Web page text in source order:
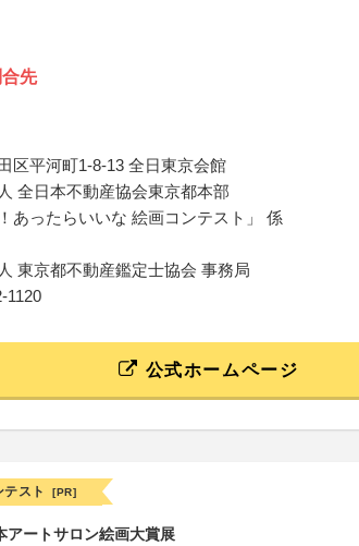
先
区平河町1-8-13 全日東京会館
全日本不動産協会東京都本部
あったらいいな 絵画コンテスト」 係
東京都不動産鑑定士協会 事務局
1120
公式ホームページ
スト [PR]
アートサロン絵画大賞展